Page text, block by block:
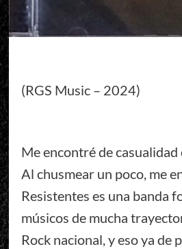
(RGS Music – 2024)
Me encontré de casualidad
Al chusmear un poco, me
Resistentes es una banda
músicos de mucha
Rock nacional, y eso ya de